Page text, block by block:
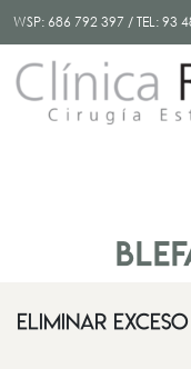
WSP: 686 792 397 / TEL:93
Eliminar